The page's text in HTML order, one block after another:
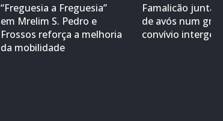
“Freguesia a Freguesia”
em Mrelim S. Pedro e
Frossos reforça a melhoria
da mobilidade
Famalicão junta
de avós num
convívio